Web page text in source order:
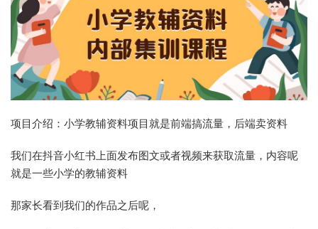
项目介绍：小学教辅资料项目就是前端搞流量，后端卖资料
我们在抖音小红书上面发布图文或者视频来获取流量，内容呢
就是一些小学的教辅资料
那家长看到我们的作品之后呢，